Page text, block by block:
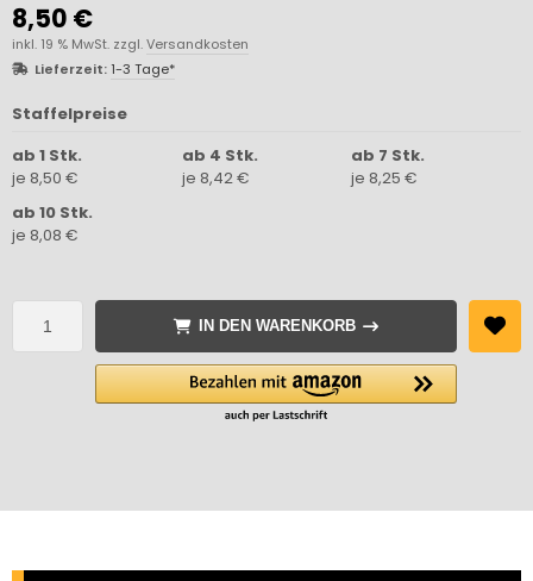
8,50 €
inkl. 19 % MwSt. zzgl.Versandkosten
Lieferzeit:1-3 Tage*
Staffelpreise
ab 1 Stk.
je 8,50 €
ab 4 Stk.
je 8,42 €
ab 7 Stk.
je 8,25 €
ab 10 Stk.
je 8,08 €
IN DEN WARENKORB